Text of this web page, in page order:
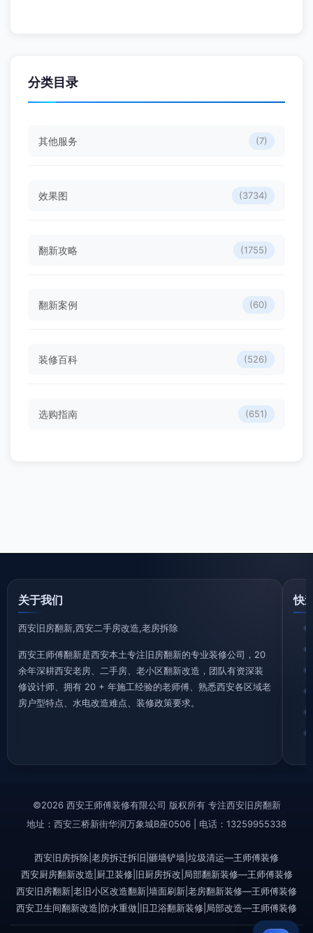
分类目录
其他服务 (7)
效果图 (3734)
翻新攻略 (1755)
翻新案例 (60)
装修百科 (526)
选购指南 (651)
关于我们
西安旧房翻新,西安二手房改造,老房拆除
西安王师傅翻新是西安本土专注旧房翻新的专业装修公司，20
余年深耕西安老房、二手房、老小区翻新改造，团队有资深装
修设计师、拥有 20 + 年施工经验的老师傅、熟悉西安各区域老
房户型特点、水电改造难点、装修政策要求。
快
©2026 西安王师傅装修有限公司 版权所有 专注西安旧房翻新
地址：西安三桥新街华润万象城B座0506 | 电话：13259955338
西安旧房拆除|老房拆迁拆旧|砸墙铲墙|垃圾清运—王师傅装修
西安厨房翻新改造|厨卫装修|旧厨房拆改|局部翻新装修—王师傅装修
西安旧房翻新|老旧小区改造翻新|墙面刷新|老房翻新装修—王师傅装修
西安卫生间翻新改造|防水重做|旧卫浴翻新装修|局部改造—王师傅装修